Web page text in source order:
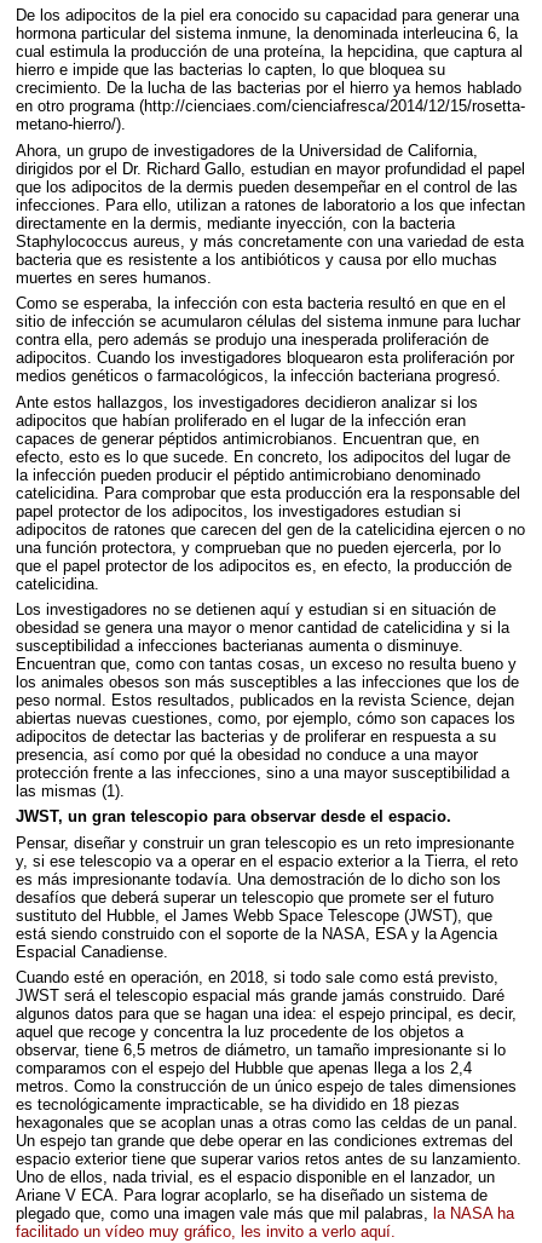
De los adipocitos de la piel era conocido su capacidad para generar una
hormona particular del sistema inmune, la denominada interleucina 6, la
cual estimula la producción de una proteína, la hepcidina, que captura al
hierro e impide que las bacterias lo capten, lo que bloquea su
crecimiento. De la lucha de las bacterias por el hierro ya hemos hablado
en otro programa (http://cienciaes.com/cienciafresca/2014/12/15/rosetta-
metano-hierro/).
Ahora, un grupo de investigadores de la Universidad de California,
dirigidos por el Dr. Richard Gallo, estudian en mayor profundidad el papel
que los adipocitos de la dermis pueden desempeñar en el control de las
infecciones. Para ello, utilizan a ratones de laboratorio a los que infectan
directamente en la dermis, mediante inyección, con la bacteria
Staphylococcus aureus, y más concretamente con una variedad de esta
bacteria que es resistente a los antibióticos y causa por ello muchas
muertes en seres humanos.
Como se esperaba, la infección con esta bacteria resultó en que en el
sitio de infección se acumularon células del sistema inmune para luchar
contra ella, pero además se produjo una inesperada proliferación de
adipocitos. Cuando los investigadores bloquearon esta proliferación por
medios genéticos o farmacológicos, la infección bacteriana progresó.
Ante estos hallazgos, los investigadores decidieron analizar si los
adipocitos que habían proliferado en el lugar de la infección eran
capaces de generar péptidos antimicrobianos. Encuentran que, en
efecto, esto es lo que sucede. En concreto, los adipocitos del lugar de
la infección pueden producir el péptido antimicrobiano denominado
catelicidina. Para comprobar que esta producción era la responsable del
papel protector de los adipocitos, los investigadores estudian si
adipocitos de ratones que carecen del gen de la catelicidina ejercen o no
una función protectora, y comprueban que no pueden ejercerla, por lo
que el papel protector de los adipocitos es, en efecto, la producción de
catelicidina.
Los investigadores no se detienen aquí y estudian si en situación de
obesidad se genera una mayor o menor cantidad de catelicidina y si la
susceptibilidad a infecciones bacterianas aumenta o disminuye.
Encuentran que, como con tantas cosas, un exceso no resulta bueno y
los animales obesos son más susceptibles a las infecciones que los de
peso normal. Estos resultados, publicados en la revista Science, dejan
abiertas nuevas cuestiones, como, por ejemplo, cómo son capaces los
adipocitos de detectar las bacterias y de proliferar en respuesta a su
presencia, así como por qué la obesidad no conduce a una mayor
protección frente a las infecciones, sino a una mayor susceptibilidad a
las mismas (1).
JWST, un gran telescopio para observar desde el espacio.
Pensar, diseñar y construir un gran telescopio es un reto impresionante
y, si ese telescopio va a operar en el espacio exterior a la Tierra, el reto
es más impresionante todavía. Una demostración de lo dicho son los
desafíos que deberá superar un telescopio que promete ser el futuro
sustituto del Hubble, el James Webb Space Telescope (JWST), que
está siendo construido con el soporte de la NASA, ESAy la Agencia
Espacial Canadiense.
Cuando esté en operación, en 2018, si todo sale como está previsto,
JWSTserá el telescopio espacial más grande jamás construido. Daré
algunos datos para que se hagan una idea: el espejo principal, es decir,
aquel que recoge y concentra la luz procedente de los objetos a
observar, tiene 6,5 metros de diámetro, un tamaño impresionante si lo
comparamos con el espejo del Hubble que apenas llega a los 2,4
metros. Como la construcción de un único espejo de tales dimensiones
es tecnológicamente impracticable, se ha dividido en 18 piezas
hexagonales que se acoplan unas a otras como las celdas de un panal.
Un espejo tan grande que debe operar en las condiciones extremas del
espacio exterior tiene que superar varios retos antes de su lanzamiento.
Uno de ellos, nada trivial, es el espacio disponible en el lanzador, un
Ariane V ECA. Para lograr acoplarlo, se ha diseñado un sistema de
plegado que, como una imagen vale más que mil palabras, la NASAha
facilitado un vídeo muy gráfico, les invito a verlo aquí.